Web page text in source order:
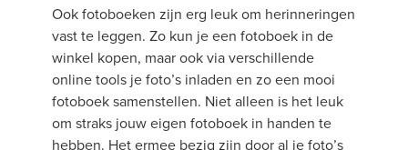
Ook fotoboeken zijn erg leuk om herinneringen
vast te leggen. Zo kun je een fotoboek in de
winkel kopen, maar ook via verschillende
online tools je foto’s inladen en zo een mooi
fotoboek samenstellen. Niet alleen is het leuk
om straks jouw eigen fotoboek in handen te
hebben. Het ermee bezig zijn door al je foto’s